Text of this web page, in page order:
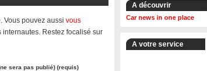
Vous pouvez aussi vous
Restez focalisé sur
sera pas publié) (requis)
A découvrir
Car news in one place
A votre service